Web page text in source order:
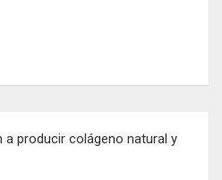
a producir colágeno natural y